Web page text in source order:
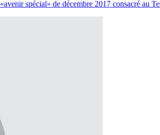
«avenir spécial» de décembre 2017 consacré au